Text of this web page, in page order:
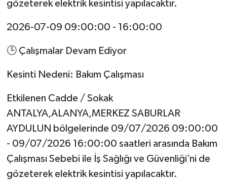
gözeterek elektrik kesintisi yapılacaktır.
2026-07-09 09:00:00 - 16:00:00
🕒 Çalışmalar Devam Ediyor
Kesinti Nedeni: Bakım Çalışması
Etkilenen Cadde / Sokak
ANTALYA,ALANYA,MERKEZ SABURLAR
AYDULUN bölgelerinde 09/07/2026 09:00:00
- 09/07/2026 16:00:00 saatleri arasında Bakım
Çalışması Sebebi ile İş Sağlığı ve Güvenliği’ni de
gözeterek elektrik kesintisi yapılacaktır.